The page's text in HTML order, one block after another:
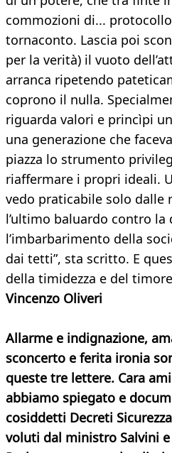
commozioni di...
tornaconto. Lascia poi
per la verità) il vuoto
arranca ripetendo
coprono il nulla.
riguarda valori e princìpi
una generazione che
piazza lo strumento
riaffermare i propri ideali.
vedo praticabile solo dalle
l’ultimo baluardo contro la
l’imbarbarimento della
dai tetti”, sta scritto. E
della timidezza e del
Vincenzo Oliveri
Allarme e indignazione,
sconcerto e ferita ironia
queste tre lettere. Cara
abbiamo spiegato e
cosiddetti Decreti
voluti dal ministro Salvini